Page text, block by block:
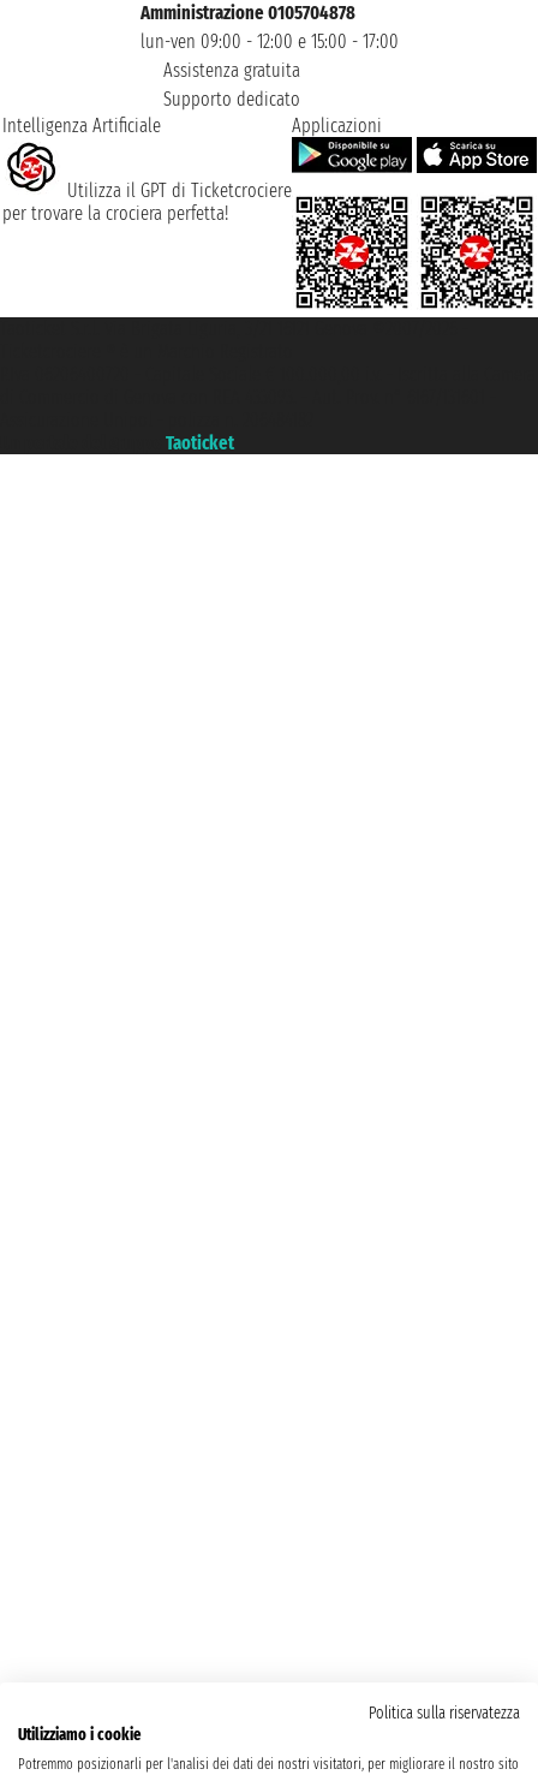
Amministrazione 0105704878
lun-ven 09:00 - 12:00 e 15:00 - 17:00
Assistenza gratuita
Supporto dedicato
Intelligenza Artificiale
Utilizza il GPT di Ticketcrociere
per trovare la crociera perfetta!
Applicazioni
Taoticket
Politica sulla riservatezza
Utilizziamo i cookie
Potremmo posizionarli per l'analisi dei dati dei nostri visitatori, per migliorare il nostro sito